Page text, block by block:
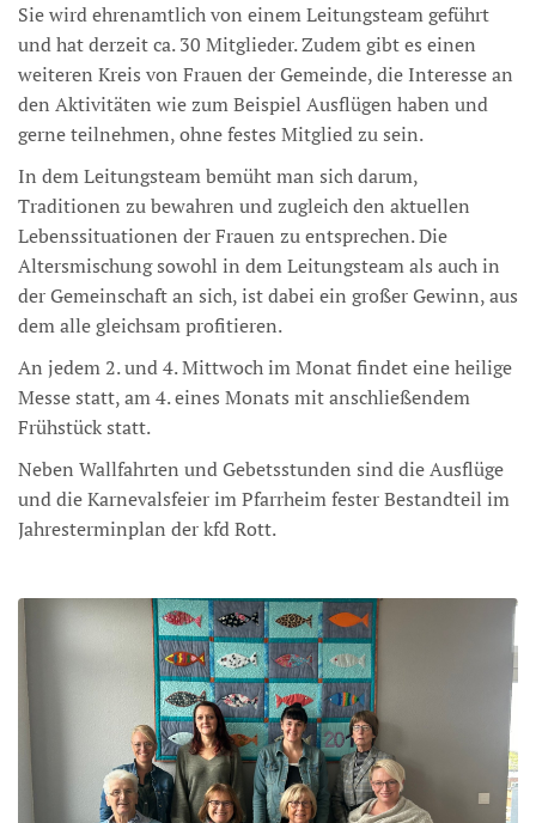
Sie wird ehrenamtlich von einem Leitungsteam geführt
und hat derzeit ca. 30 Mitglieder. Zudem gibt es einen
weiteren Kreis von Frauen der Gemeinde, die Interesse an
den Aktivitäten wie zum Beispiel Ausflügen haben und
gerne teilnehmen, ohne festes Mitglied zu sein.
In dem Leitungsteam bemüht man sich darum,
Traditionen zu bewahren und zugleich den aktuellen
Lebenssituationen der Frauen zu entsprechen. Die
Altersmischung sowohl in dem Leitungsteam als auch in
der Gemeinschaft an sich, ist dabei ein großer Gewinn, aus
dem alle gleichsam profitieren.
An jedem 2. und 4. Mittwoch im Monat findet eine heilige
Messe statt, am 4. eines Monats mit anschließendem
Frühstück statt.
Neben Wallfahrten und Gebetsstunden sind die Ausflüge
und die Karnevalsfeier im Pfarrheim fester Bestandteil im
Jahresterminplan der kfd Rott.